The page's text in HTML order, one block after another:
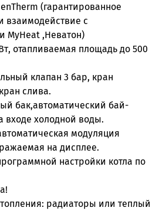
(гарантированное
взаимодействие с
MyHeat ,Неватон)
отапливаемая площадь до 500
клапан 3 бар, кран
слива.
бак,автоматический бай-
входе холодной воды.
модуляция
на дисплее.
настройки котла по
радиаторы или теплый